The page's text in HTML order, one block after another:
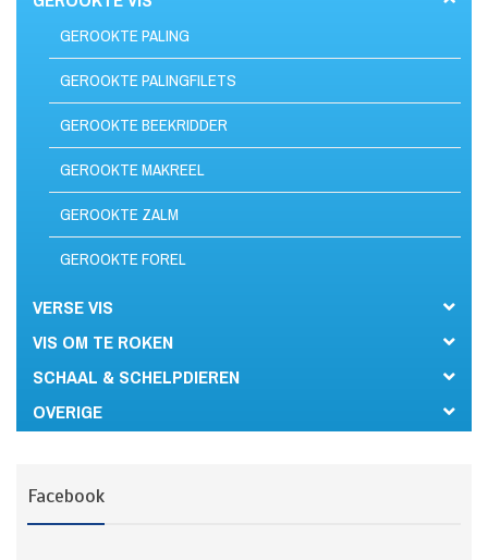
GEROOKTE PALING
GEROOKTE PALINGFILETS
GEROOKTE BEEKRIDDER
GEROOKTE MAKREEL
GEROOKTE ZALM
GEROOKTE FOREL
VERSE VIS
VIS OM TE ROKEN
SCHAAL & SCHELPDIEREN
OVERIGE
Facebook